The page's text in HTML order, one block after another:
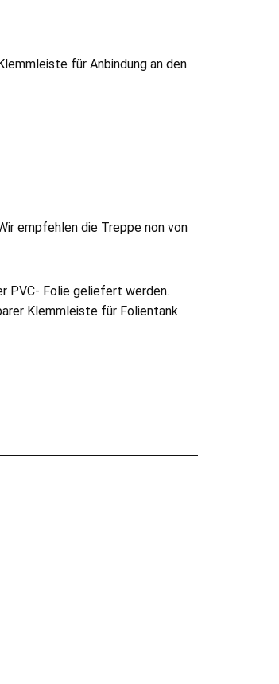
für Anbindung an den
empfehlen die Treppe non von
PVC- Folie geliefert werden.
Klemmleiste für Folientank